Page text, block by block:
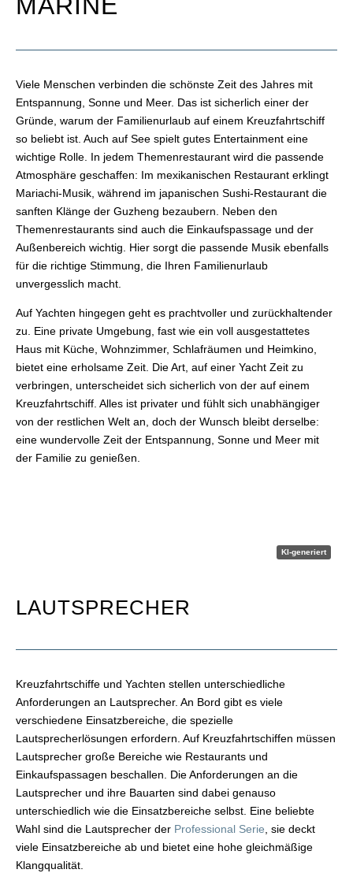
Viele Menschen verbinden die schönste Zeit des Jahres mit
Entspannung, Sonne und Meer. Das ist sicherlich einer der
Gründe, warum der Familienurlaub auf einem Kreuzfahrtschiff
so beliebt ist. Auch auf See spielt gutes Entertainment eine
wichtige Rolle. In jedem Themenrestaurant wird die passende
Atmosphäre geschaffen: Im mexikanischen Restaurant erklingt
Mariachi-Musik, während im japanischen Sushi-Restaurant die
sanften Klänge der Guzheng bezaubern. Neben den
Themenrestaurants sind auch die Einkaufspassage und der
Außenbereich wichtig. Hier sorgt die passende Musik ebenfalls
für die richtige Stimmung, die Ihren Familienurlaub
unvergesslich macht.
Auf Yachten hingegen geht es prachtvoller und zurückhaltender
zu. Eine private Umgebung, fast wie ein voll ausgestattetes
Haus mit Küche, Wohnzimmer, Schlafräumen und Heimkino,
bietet eine erholsame Zeit. Die Art, auf einer Yacht Zeit zu
verbringen, unterscheidet sich sicherlich von der auf einem
Kreuzfahrtschiff. Alles ist privater und fühlt sich unabhängiger
von der restlichen Welt an, doch der Wunsch bleibt derselbe:
eine wundervolle Zeit der Entspannung, Sonne und Meer mit
der Familie zu genießen.
KI-generiert
LAUTSPRECHER
Kreuzfahrtschiffe und Yachten stellen unterschiedliche
Anforderungen an Lautsprecher. An Bord gibt es viele
verschiedene Einsatzbereiche, die spezielle
Lautsprecherlösungen erfordern. Auf Kreuzfahrtschiffen müssen
Lautsprecher große Bereiche wie Restaurants und
Einkaufspassagen beschallen. Die Anforderungen an die
Lautsprecher und ihre Bauarten sind dabei genauso
unterschiedlich wie die Einsatzbereiche selbst. Eine beliebte
Wahl sind die Lautsprecher der Professional Serie , sie deckt
viele Einsatzbereiche ab und bietet eine hohe gleichmäßige
Klangqualität.